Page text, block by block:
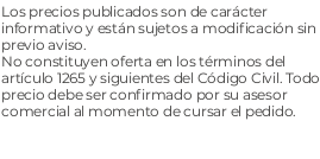
Los precios publicados son de carácter
informativo y están sujetos a modificación sin
previo aviso.
No constituyen oferta en los términos del
artículo 1265 y siguientes del Código Civil. Todo
precio debe ser confirmado por su asesor
comercial al momento de cursar el pedido.